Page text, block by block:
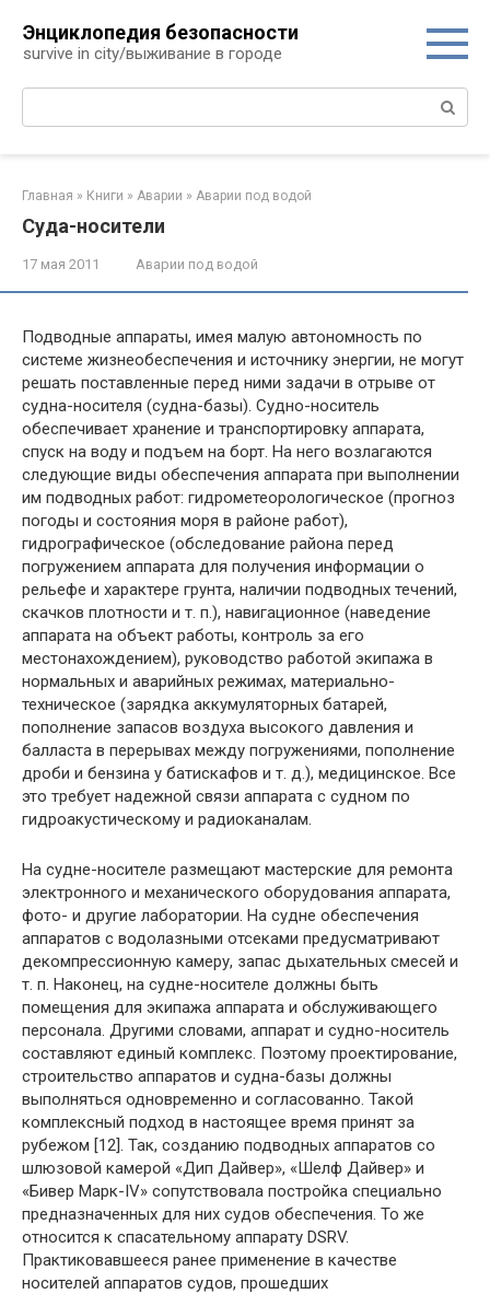
контенту
Энциклопедия безопасности
survive in city/выживание в городе
Поиск:
Главная » Книги » Аварии » Аварии под водой
Суда-носители
17 мая 2011 Аварии под водой
Подводные аппараты, имея малую автономность по
системе жизнеобеспечения и источнику энергии, не могут
решать поставленные перед ними задачи в отрыве от
судна-носителя (судна-базы). Судно-носитель
обеспечивает хранение и транспортировку аппарата,
спуск на воду и подъем на борт. На него возлагаются
следующие виды обеспечения аппарата при выполнении
им подводных работ: гидрометеорологическое (прогноз
погоды и состояния моря в районе работ),
гидрографическое (обследование района перед
погружением аппарата для получения информации о
рельефе и характере грунта, наличии подводных течений,
скачков плотности и т. п.), навигационное (наведение
аппарата на объект работы, контроль за его
местонахождением), руководство работой экипажа в
нормальных и аварийных режимах, материально-
техническое (зарядка аккумуляторных батарей,
пополнение запасов воздуха высокого давления и
балласта в перерывах между погружениями, пополнение
дроби и бензина у батискафов и т. д.), медицинское. Все
это требует надежной связи аппарата с судном по
гидроакустическому и радиоканалам.
На судне-носителе размещают мастерские для ремонта
электронного и механического оборудования аппарата,
фото- и другие лаборатории. На судне обеспечения
аппаратов с водолазными отсеками предусматривают
декомпрессионную камеру, запас дыхательных смесей и
т. п. Наконец, на судне-носителе должны быть
помещения для экипажа аппарата и обслуживающего
персонала. Другими словами, аппарат и судно-носитель
составляют единый комплекс. Поэтому проектирование,
строительство аппаратов и судна-базы должны
выполняться одновременно и согласованно. Такой
комплексный подход в настоящее время принят за
рубежом [12]. Так, созданию подводных аппаратов со
шлюзовой камерой «Дип Дайвер», «Шелф Дайвер» и
«Бивер Марк-IV» сопутствовала постройка специально
предназначенных для них судов обеспечения. То же
относится к спасательному аппарату DSRV.
Практиковавшееся ранее применение в качестве
носителей аппаратов судов, прошедших